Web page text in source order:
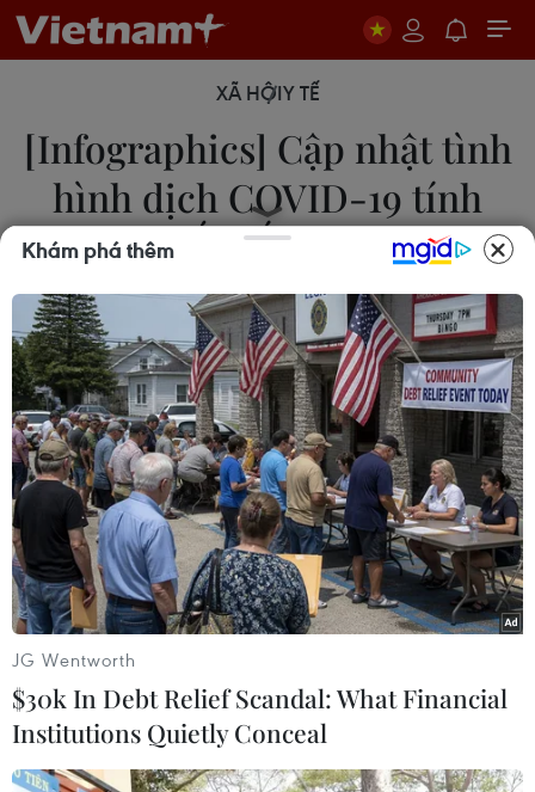
XÃ HỘIY TẾ
[Infographics] Cập nhật tình
hình dịch COVID-19 tính
đến tối 18/9
18/09/2021 12:15
Trong 24h giờ qua số ca nhiễm ghi nhận trong
nước giảm 2.146 ca; tại Thành phố Hồ Chí Minh
giảm 1.735 ca, Bình Dương giảm 1.136 ca, Đồng
Nai tăng 594 ca, Long An giảm 37 ca, Tiền Giang
tăng 79 ca.
Khám phá thêm
JG Wentworth
$30k In Debt Relief Scandal: What Financial
Institutions Quietly Conceal